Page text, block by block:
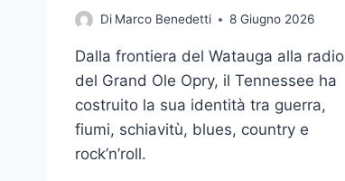
Di Marco Benedetti 8 Giugno 2026
Dalla frontiera del Watauga alla radio
del Grand Ole Opry, il Tennessee ha
costruito la sua identità tra guerra,
fiumi, schiavitù, blues, country e
rock’n’roll.